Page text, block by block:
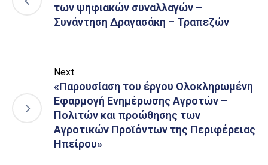
των ψηφιακών συναλλαγών –
Συνάντηση Δραγασάκη – Τραπεζών
Next
«Παρουσίαση του έργου Ολοκληρωμένη
Εφαρμογή Ενημέρωσης Αγροτών –
Πολιτών και προώθησης των
Αγροτικών Προϊόντων της Περιφέρειας
Ηπείρου»